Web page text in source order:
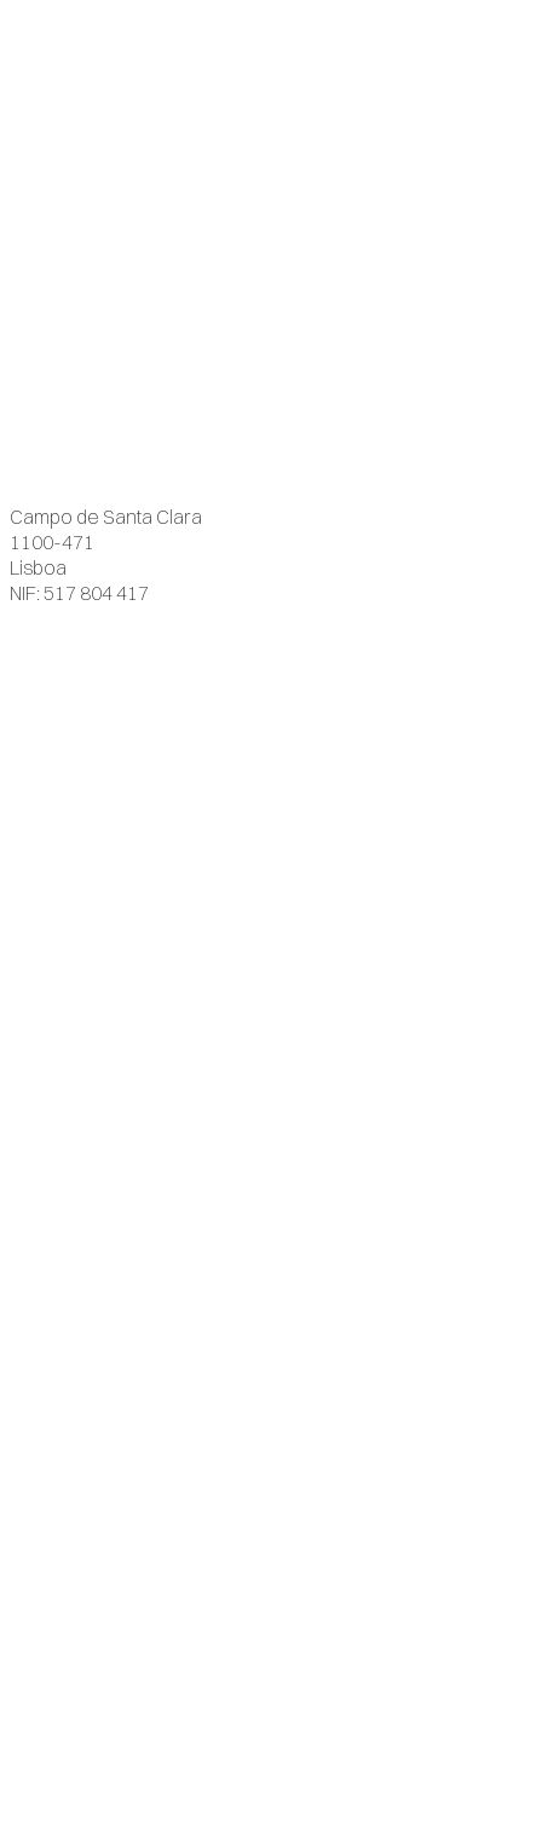
Campo de Santa Clara
1100-471
Lisboa
NIF: 517 804 417